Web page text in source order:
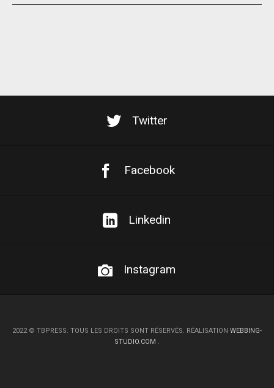
Twitter
Facebook
Linkedin
Instagram
2022 © TBPRESS. TOUS LES DROITS SONT RÉSERVÉS. RÉALISATION WEBBING-
STUDIO.COM .